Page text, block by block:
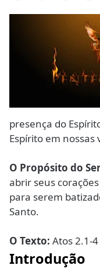
presença do
Espírito em nossas
O Propósito do
abrir seus
para serem
Santo.
O Texto: Atos 2.1-4
Introdução